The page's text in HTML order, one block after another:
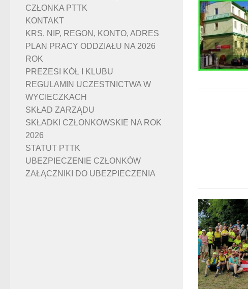
CZŁONKA PTTK
KONTAKT
KRS, NIP, REGON, KONTO, ADRES
PLAN PRACY ODDZIAŁU NA 2026
ROK
PREZESI KÓŁ I KLUBU
REGULAMIN UCZESTNICTWA W
WYCIECZKACH
SKŁAD ZARZĄDU
SKŁADKI CZŁONKOWSKIE NA ROK
2026
STATUT PTTK
UBEZPIECZENIE CZŁONKÓW
ZAŁĄCZNIKI DO UBEZPIECZENIA